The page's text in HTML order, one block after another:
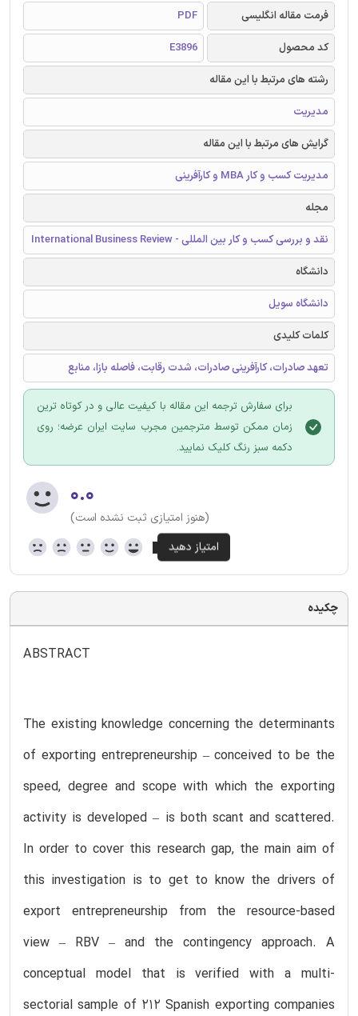
فرمت مقاله انگلیسی
PDF
کد محصول
E3896
رشته های مرتبط با این مقاله
مدیریت
گرایش های مرتبط با این مقاله
مدیریت کسب و کار MBA و کارآفرینی
مجله
نقد و بررسی کسب و کار بین المللی - International Business Review
دانشگاه
دانشگاه سویل
کلمات کلیدی
تعهد صادرات، کارآفرینی صادرات، شدت رقابت، فاصله بازا، منابع
برای سفارش ترجمه این مقاله با کیفیت عالی و در کوتاه ترین
زمان ممکن توسط مترجمین مجرب سایت ایران عرضه؛ روی
دکمه سبز رنگ کلیک نمایید.
۰.۰
(هنوز امتیازی ثبت نشده است)
چکیده
ABSTRACT
The existing knowledge concerning the determinants
of exporting entrepreneurship – conceived to be the
speed, degree and scope with which the exporting
activity is developed – is both scant and scattered.
In order to cover this research gap, the main aim of
this investigation is to get to know the drivers of
export entrepreneurship from the resource-based
view – RBV – and the contingency approach. A
conceptual model that is verified with a multi-
sectorial sample of 212 Spanish exporting companies